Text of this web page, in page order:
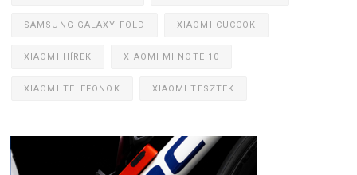
SAMSUNG GALAXY FOLD XIAOMI CUCCOK
XIAOMI HÍREK XIAOMI MI NOTE 10
XIAOMI TELEFONOK XIAOMI TESZTEK